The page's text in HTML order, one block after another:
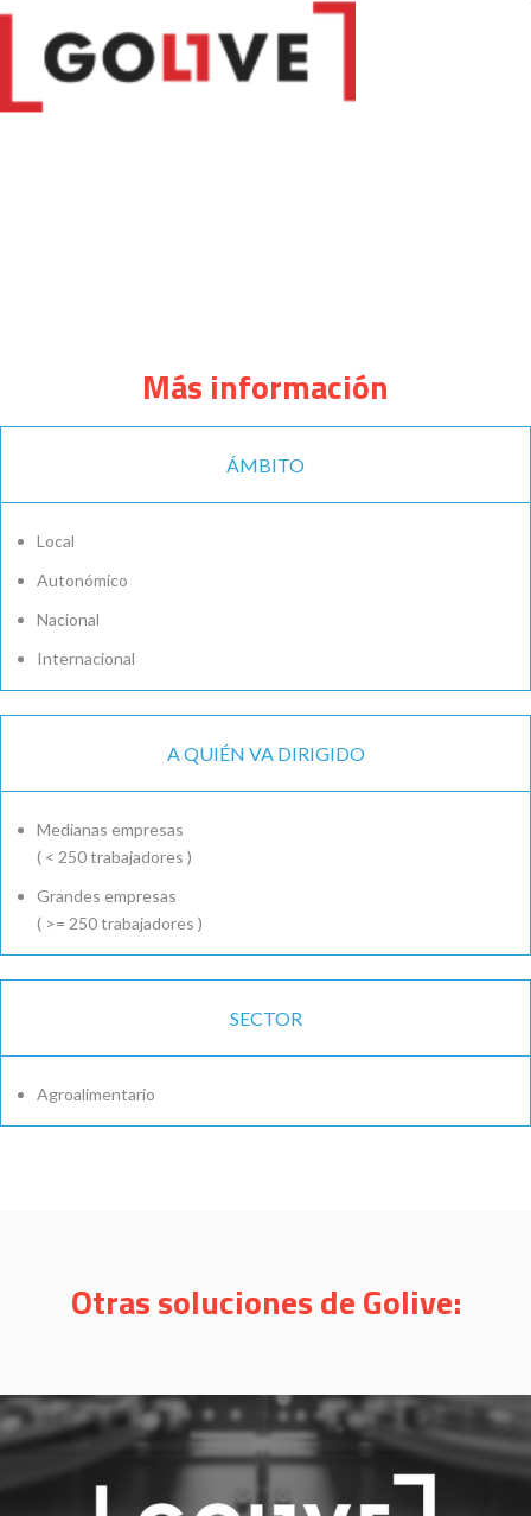
Más información
ÁMBITO
Local
Autonómico
Nacional
Internacional
A QUIÉN VA DIRIGIDO
Medianas empresas
( < 250 trabajadores )
Grandes empresas
( >= 250 trabajadores )
SECTOR
Agroalimentario
Otras soluciones de Golive:
Xpendor
Una solución de Golive